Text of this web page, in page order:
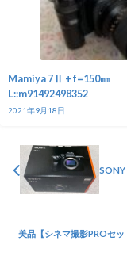
Mamiya 7Ⅱ + f=150㎜
L::m91492498352
2021年9月18日
美品【シネマ撮影PROセ